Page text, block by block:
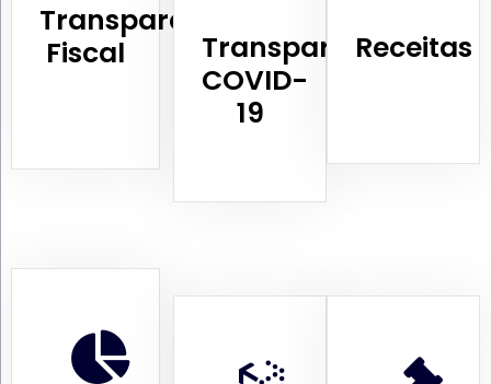
Transparência
Fiscal
Transparência
COVID-
19
Receitas